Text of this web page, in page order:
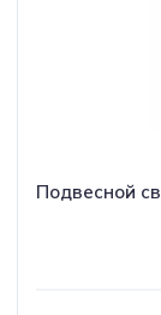
Подвесной